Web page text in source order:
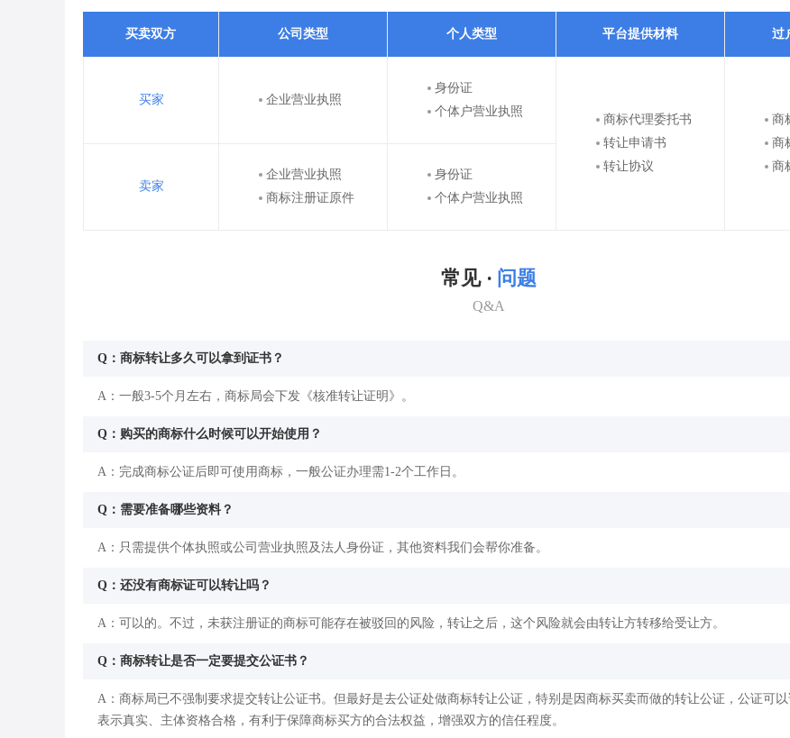
买卖双方 公司类型 个人类型 平台提供材料 过
买家 企业营业执照
身份证
个体户营业执照
商标代理委托书
转让申请书
转让协议
商
商
商
卖家
企业营业执照
商标注册证原件
身份证
个体户营业执照
常见 · 问题
Q&A
Q：商标转让多久可以拿到证书？
A：一般3-5个月左右，商标局会下发《核准转让证明》。
Q：购买的商标什么时候可以开始使用？
A：完成商标公证后即可使用商标，一般公证办理需1-2个工作日。
Q：需要准备哪些资料？
A：只需提供个体执照或公司营业执照及法人身份证，其他资料我们会帮你准备。
Q：还没有商标证可以转让吗？
A：可以的。不过，未获注册证的商标可能存在被驳回的风险，转让之后，这个风险就会由转让方转移给受让方。
Q：商标转让是否一定要提交公证书？
A：商标局已不强制要求提交转让公证书。但最好是去公证处做商标转让公证，特别是因商标买卖而做的转让公证，公证可
表示真实、主体资格合格，有利于保障商标买方的合法权益，增强双方的信任程度。